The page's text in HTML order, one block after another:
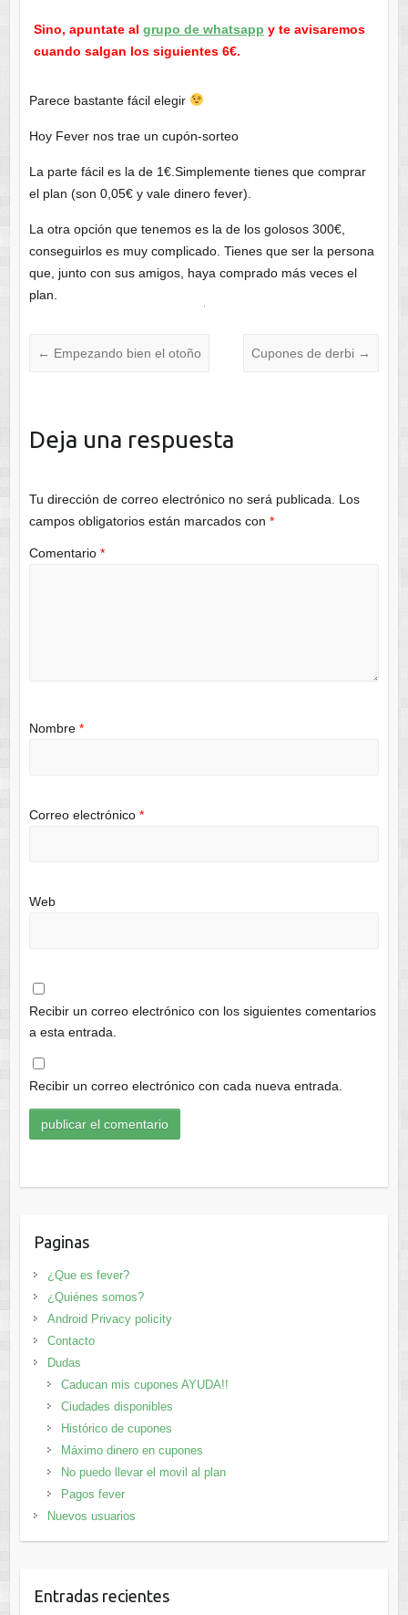
Sino, apuntate al grupo de whatsapp y te avisaremos
cuando salgan los siguientes 6€.
Parece bastante fácil elegir
Hoy Fever nos trae un cupón-sorteo
La parte fácil es la de 1€.Simplemente tienes que comprar
el plan (son 0,05€ y vale dinero fever).
La otra opción que tenemos es la de los golosos 300€,
conseguirlos es muy complicado. Tienes que ser la persona
que, junto con sus amigos, haya comprado más veces el
plan.
← Empezando bien el otoño Cupones de derbi →
Deja una respuesta
Tu dirección de correo electrónico no será publicada.
Los
campos obligatorios están marcados con *
Comentario *
Nombre *
Correo electrónico *
Web
Recibir un correo electrónico con los siguientes comentarios
a esta entrada.
Recibir un correo electrónico con cada nueva entrada.
Paginas
¿Que es fever?
¿Quiénes somos?
Android Privacy policity
Contacto
Dudas
Caducan mis cupones AYUDA!!
Ciudades disponibles
Histórico de cupones
Máximo dinero en cupones
No puedo llevar el movil al plan
Pagos fever
Nuevos usuarios
Entradas recientes